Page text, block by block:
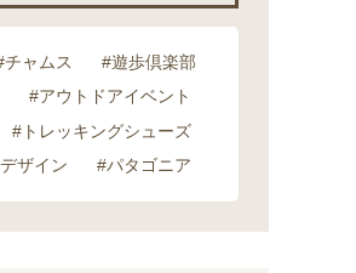
チャムス
#遊歩倶楽部
#アウトドアイベント
#トレッキングシューズ
ザイン
#パタゴニア